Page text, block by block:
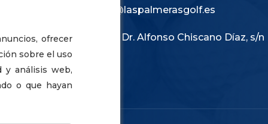
info@laspalmerasgolf.es
Calle Dr. Alfonso Chiscano Díaz, s/n
ofrecer
sobre el uso
y análisis web,
o que hayan